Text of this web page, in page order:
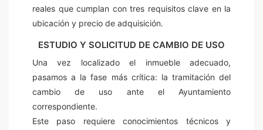
reales que cumplan con tres requisitos clave en la
ubicación y precio de adquisición.
ESTUDIO Y SOLICITUD DE CAMBIO DE USO
Una vez localizado el inmueble adecuado,
pasamos a la fase más crítica: la tramitación del
cambio de uso ante el Ayuntamiento
correspondiente.
Este paso requiere conocimientos técnicos y